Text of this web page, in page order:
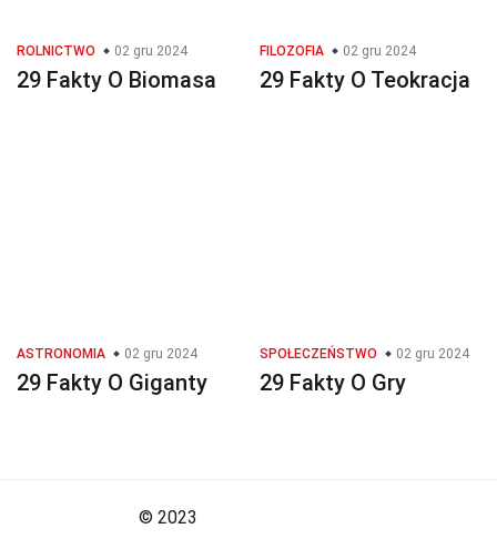
ROLNICTWO 02 gru 2024
29 Fakty O Biomasa
FILOZOFIA 02 gru 2024
29 Fakty O Teokracja
ASTRONOMIA 02 gru 2024
29 Fakty O Giganty
SPOŁECZEŃSTWO 02 gru 2024
29 Fakty O Gry
© 2023